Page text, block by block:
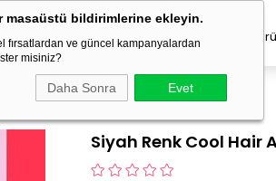
masaüstü bildirimlerine ekleyin.
fırsatlardan ve güncel kampanyalardan
misiniz?
Daha Sonra Evet
Aksesuar Geçici Dövme Saç
Aparatı
Siyah Renk Cool Hair